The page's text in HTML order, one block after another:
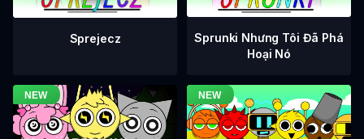
Sprejecz
Sprunki Nhưng Tôi Đã Phá
Hoại Nó